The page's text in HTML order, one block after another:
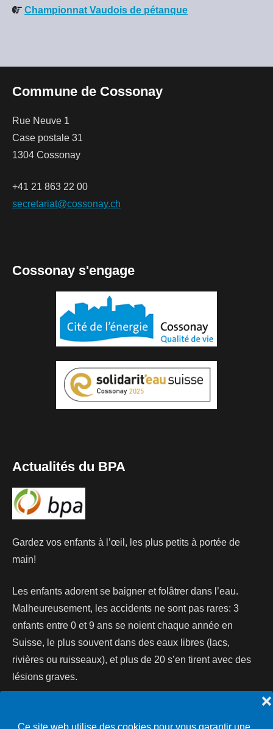
❌
Championnat Vaudois de pétanque
Commune de Cossonay
Rue Neuve 1
Case postale 31
1304 Cossonay
+41 21 863 22 00
secretariat@cossonay.ch
Cossonay s'engage
Actualités du BPA
Gardez vos enfants à l’œil, les plus petits à portée de
main!
Les enfants adorent se baigner et folâtrer dans l’eau.
Malheureusement, les accidents ne sont pas rares: 3
enfants entre 0 et 9 ans se noient chaque année en
Suisse, le plus souvent dans des eaux libres (lacs,
rivières ou ruisseaux), et plus de 20 s’en tirent avec des
lésions graves.